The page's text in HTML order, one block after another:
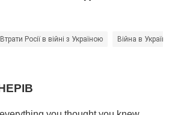
Втрати Росії в війні з Україною Війна в Україні